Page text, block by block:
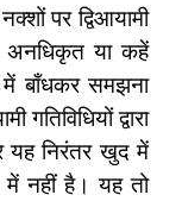
पर द्विआयामी
अनधिकृत या कहें
में बाँधकर समझना
द्वारा
यह निरंतर खुद में
नहीं है। यह तो